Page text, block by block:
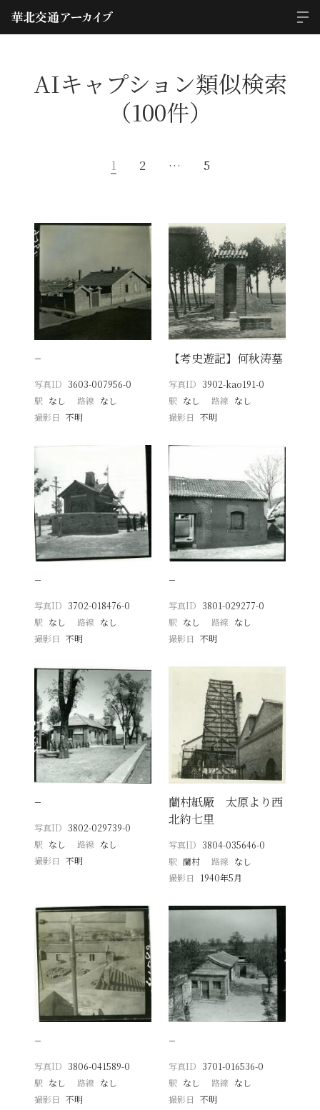
AIキャプション類似検索
（100件）
1 2 … 5
−
写真ID 3603-007956-0
駅 なし 路線 なし
撮影日
不明
【考史遊記】何秋涛墓
写真ID 3902-kao191-0
駅 なし 路線 なし
撮影日 不明
−
写真ID 3702-018476-0
駅 なし 路線 なし
撮影日
不明
−
写真ID 3801-029277-0
駅 なし 路線 なし
撮影日 不明
−
写真ID 3802-029739-0
駅 なし 路線 なし
撮影日
不明
蘭村紙厰 太原より西
北約七里
写真ID 3804-035646-0
駅 蘭村 路線 なし
撮影日
1940年5月
−
写真ID 3806-041589-0
駅 なし 路線 なし
撮影日
不明
−
写真ID 3701-016536-0
駅 なし 路線 なし
撮影日 不明